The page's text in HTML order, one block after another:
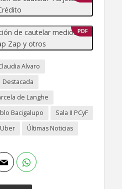
de cautelar medios de
Zap y otros
PDF
Alvaro
Destacada
de Langhe
Bacigalupo
Sala II PCyF
Uber Últimas Noticias